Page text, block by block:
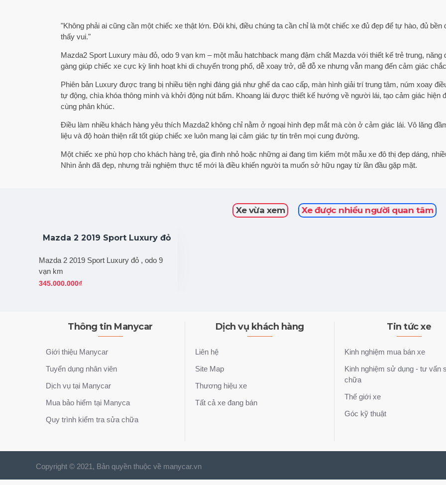
"Không phải ai cũng cần một chiếc xe thật lớn. Đôi khi, điều chúng ta cần chỉ là một chiếc xe đủ đẹp để tự hào, đủ
thấy vui."
Mazda2 Sport Luxury màu đỏ, odo 9 vạn km – một mẫu hatchback mang đậm chất Mazda với thiết kế trẻ trung,
gàng giúp chiếc xe cực kỳ linh hoạt khi di chuyển trong phố, dễ xoay trở, dễ đỗ xe nhưng vẫn mang đến cảm giác
Phiên bản Luxury được trang bị nhiều tiện nghi đáng giá như ghế da cao cấp, màn hình giải trí trung tâm, núm xoay
tự động, chìa khóa thông minh và khởi động nút bấm. Khoang lái được thiết kế hướng về người lái, tạo cảm giác hiện
cùng phân khúc.
Điều làm nhiều khách hàng yêu thích Mazda2 không chỉ nằm ở ngoại hình đẹp mắt mà còn ở cảm giác lái. Vô lăng
liệu và độ hoàn thiện rất tốt giúp chiếc xe luôn mang lại cảm giác tự tin trên mọi cung đường.
Một chiếc xe phù hợp cho khách hàng trẻ, gia đình nhỏ hoặc những ai đang tìm kiếm một mẫu xe đô thị đẹp dáng,
Nhìn ảnh đã đẹp, nhưng trải nghiệm thực tế mới là điều khiến người ta muốn sở hữu ngay từ lần đầu gặp mặt.
Xe vừa xem Xe được nhiều người quan tâm
Mazda 2 2019 Sport Luxury đỏ
Mazda 2 2019 Sport Luxury đỏ , odo 9
vạn km
345.000.000₫
Thông tin Manycar
Giới thiệu Manycar
Tuyển dụng nhân viên
Dịch vụ tại Manycar
Mua bảo hiểm tại Manyca
Quy trình kiểm tra sửa chữa
Dịch vụ khách hàng
Liên hệ
Site Map
Thương hiệu xe
Tất cả xe đang bán
Tin tức xe
Kinh nghiệm mua bán xe
Kinh nghiệm sử dụng - tư vấn
chữa
Thế giới xe
Góc kỹ thuật
Copyright © 2021, Bản quyền thuộc về manycar.vn